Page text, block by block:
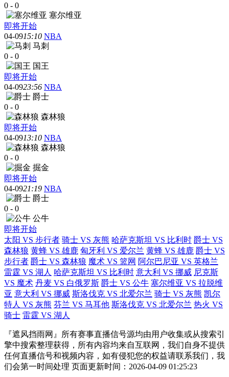
0 - 0
塞尔维亚
即将开始
04-0915:10 NBA
马刺
0 - 0
国王
即将开始
04-0923:56 NBA
爵士
0 - 0
森林狼
即将开始
04-0913:10 NBA
森林狼
0 - 0
掘金
即将开始
04-0921:19 NBA
爵士
0 - 0
公牛
即将开始
太阳 VS 步行者 骑士 VS 灰熊 哈萨克斯坦 VS 比利时 爵士 VS
森林狼 黄蜂 VS 雄鹿 匈牙利 VS 爱尔兰 黄蜂 VS 雄鹿 爵士 VS
步行者 爵士 VS 森林狼 魔术 VS 篮网 阿尔巴尼亚 VS 英格兰
雷霆 VS 湖人 哈萨克斯坦 VS 比利时 意大利 VS 挪威 尼克斯
VS 魔术 丹麦 VS 白俄罗斯 爵士 VS 公牛 塞尔维亚 VS 拉脱维
亚 意大利 VS 挪威 斯洛伐克 VS 北爱尔兰 骑士 VS 灰熊 凯尔
特人 VS 灰熊 芬兰 VS 马耳他 斯洛伐克 VS 北爱尔兰 热火 VS
骑士 雷霆 VS 湖人
『遮风挡雨网』所有赛事直播信号源均由用户收集或从搜索引
擎中搜索整理获得，所有内容均来自互联网，我们自身不提供
任何直播信号和视频内容，如有侵犯您的权益请联系我们，我
们会第一时间处理 页面更新时间：2026-04-09 01:25:23